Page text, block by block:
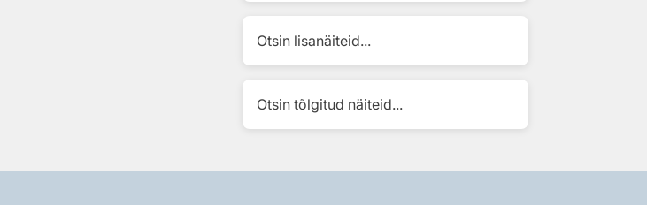
Otsin lisanäiteid...
Otsin tõlgitud näiteid...